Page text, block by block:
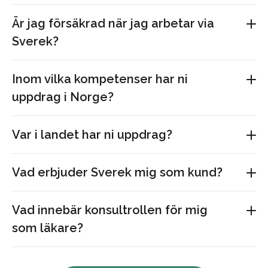
Är jag försäkrad när jag arbetar via
Sverek?
Inom vilka kompetenser har ni
uppdrag i Norge?
Var i landet har ni uppdrag?
Vad erbjuder Sverek mig som kund?
Vad innebär konsultrollen för mig
som läkare?